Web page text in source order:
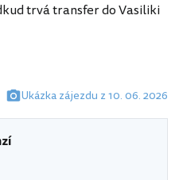
trvá transfer do Vasiliki
Ukázka zájezdu z 10. 06. 2026